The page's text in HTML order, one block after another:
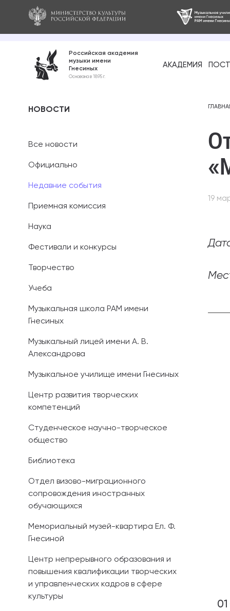
Российская академия
музыки имени
Гнесиных
Основана в 1895 г.
АКАДЕМИЯ
Бакалавриат
Специалитет
Аспирантура
Платные
Контакты
НОВОСТИ
Все новости
Официально
Недавние события
Приемная комиссия
Наука
Фестивали и конкурсы
Творчество
Учеба
Музыкальная школа РАМ имени
Гнесиных
Музыкальный лицей имени А. В.
Александрова
Музыкальное училище имени Гнесиных
Центр развития творческих
компетенций
Студенческое научно-творческое
общество
Библиотека
Отдел визово-миграционного
сопровождения иностранных
обучающихся
Мемориальный музей-квартира Ел. Ф.
Гнесиной
Центр непрерывного образования и
повышения квалификации творческих
и управленческих кадров в сфере
культуры
19
01